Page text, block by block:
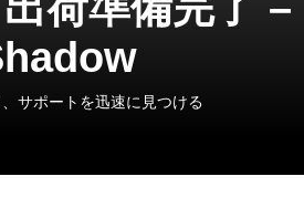
サポートを迅速に見つける